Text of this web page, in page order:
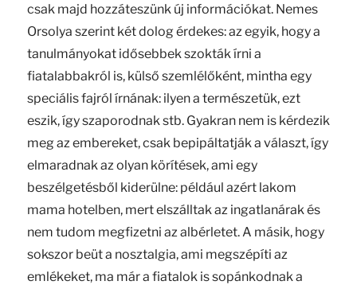
csak majd hozzáteszünk új információkat. Nemes
Orsolya szerint két dolog érdekes: az egyik, hogy a
tanulmányokat idősebbek szokták írni a
fiatalabbakról is, külső szemlélőként, mintha egy
speciális fajról írnának: ilyen a természetük, ezt
eszik, így szaporodnak stb. Gyakran nem is kérdezik
meg az embereket, csak bepipáltatják a választ, így
elmaradnak az olyan körítések, ami egy
beszélgetésből kiderülne: például azért lakom
mama hotelben, mert elszálltak az ingatlanárak és
nem tudom megfizetni az albérletet. A másik, hogy
sokszor beüt a nosztalgia, ami megszépíti az
emlékeket, ma már a fiatalok is sopánkodnak a